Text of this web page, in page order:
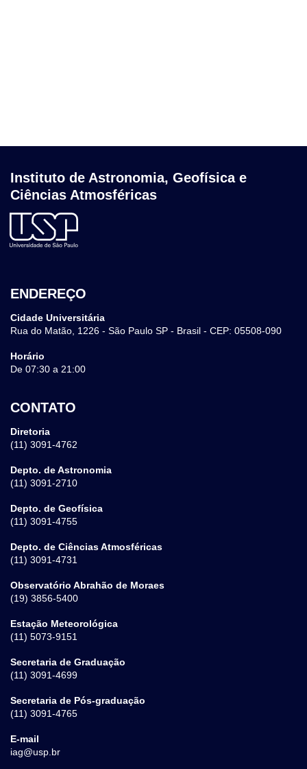
Instituto de Astronomia, Geofísica e
Ciências Atmosféricas
ENDEREÇO
Cidade Universitária
Rua do Matão, 1226 - São Paulo SP - Brasil - CEP: 05508-090
Horário
De 07:30 a 21:00
CONTATO
Diretoria
(11) 3091-4762
Depto. de Astronomia
(11) 3091-2710
Depto. de Geofísica
(11) 3091-4755
Depto. de Ciências Atmosféricas
(11) 3091-4731
Observatório Abrahão de Moraes
(19) 3856-5400
Estação Meteorológica
(11) 5073-9151
Secretaria de Graduação
(11) 3091-4699
Secretaria de Pós-graduação
(11) 3091-4765
E-mail
iag@usp.br